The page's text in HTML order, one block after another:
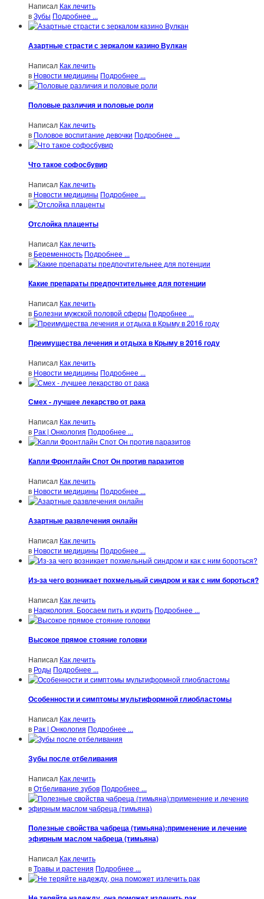
Написал Как лечить
вЗубы Подробнее ...
Азартные страсти с зеркалом казино Вулкан
Написал Как лечить
в Новости медицины Подробнее ...
Половые различия и половые роли
Написал Как лечить
в Половое воспитание девочки Подробнее ...
Что такое софосбувир
Написал Как лечить
в Новости медицины Подробнее ...
Отслойка плаценты
Написал Как лечить
в Беременность Подробнее ...
Какие препараты предпочтительнее для потенции
Написал Как лечить
в Болезни мужской половой сферы Подробнее ...
Преимущества лечения и отдыха в Крыму в 2016 году
Написал Как лечить
в Новости медицины Подробнее ...
Смех - лучшее лекарство от рака
Написал Как лечить
в Рак | Онкология Подробнее ...
Капли Фронтлайн Спот Он против паразитов
Написал Как лечить
в Новости медицины Подробнее ...
Азартные развлечения онлайн
Написал Как лечить
в Новости медицины Подробнее ...
Из-за чего возникает похмельный синдром и как с ним бороться?
Написал Как лечить
в Наркология. Бросаем пить и курить Подробнее ...
Высокое прямое стояние головки
Написал Как лечить
в Роды Подробнее ...
Особенности и симптомы мультиформной глиобластомы
Написал Как лечить
в Рак | Онкология Подробнее ...
Зубы после отбеливания
Написал Как лечить
вОтбеливание зубов Подробнее ...
Полезные свойства чабреца (тимьяна):применение и лечение
эфирным маслом чабреца (тимьяна)
Написал Как лечить
вТравы и растения Подробнее ...